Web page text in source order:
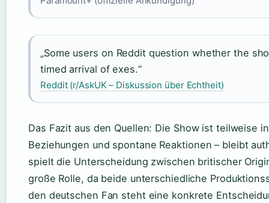
„Some users on Reddit question whether the
timed arrival of exes.“
Reddit (r/AskUK – Diskussion über Echtheit)
Das Fazit aus den Quellen: Die Show ist teilweise
Beziehungen und spontane Reaktionen – bleibt
spielt die Unterscheidung zwischen britischer
große Rolle, da beide unterschiedliche
den deutschen Fan steht eine konkrete